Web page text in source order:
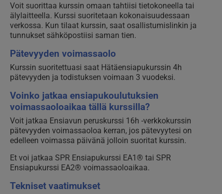
Voit suorittaa kurssin omaan tahtiisi tietokoneella tai
älylaitteella. Kurssi suoritetaan kokonaisuudessaan
verkossa. Kun tilaat kurssin, saat osallistumislinkin ja
tunnukset sähköpostiisi saman tien.
Pätevyyden voimassaolo
Kurssin suoritettuasi saat Hätäensiapukurssin 4h
pätevyyden ja todistuksen voimaan 3 vuodeksi.
Voinko jatkaa ensiapukoulutuksien
voimassaoloaikaa tällä kurssilla?
Voit jatkaa Ensiavun peruskurssi 16h -verkkokurssin
pätevyyden voimassaoloa kerran, jos pätevyytesi on
edelleen voimassa päivänä jolloin suoritat kurssin.
Et voi jatkaa SPR Ensiapukurssi EA1® tai SPR
Ensiapukurssi EA2® voimassaoloaikaa.
Tekniset vaatimukset